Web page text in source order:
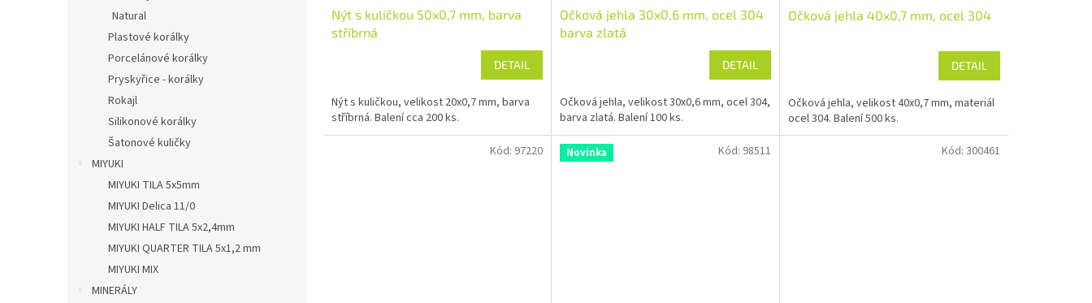
Natural
Plastové korálky
Porcelánové korálky
Pryskyřice - korálky
Rokajl
Silikonové korálky
Šatonové kuličky
MIYUKI
MIYUKI TILA 5x5mm
MIYUKI Delica 11/0
MIYUKI HALF TILA 5x2,4mm
MIYUKI QUARTER TILA 5x1,2 mm
MIYUKI MIX
MINERÁLY
Nýt s kuličkou 50x0,7 mm, barva
stříbrná
DETAIL
Nýt s kuličkou, velikost 20x0,7 mm, barva
stříbrná. Balení cca 200 ks.
Očková jehla 30x0,6 mm, ocel 304
barva zlatá
DETAIL
Očková jehla, velikost 30x0,6 mm, ocel 304,
barva zlatá. Balení 100 ks.
Očková jehla 40x0,7 mm, ocel 304
DETAIL
Očková jehla, velikost 40x0,7 mm, materiál
ocel 304. Balení 500 ks.
Kód: 97220 Novinka Kód: 98511 Kód: 300461